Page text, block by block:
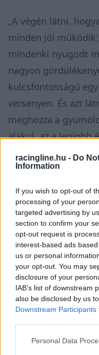
racingline.hu - Do
Information
If you wish to opt-out of
processing of your
targeted advertising by
section to confirm your
opt-out request is
interest-based ads
us or personal
your opt-out. You may
disclosure of your
IAB’s list of downstream
also be disclosed by us
Downstream Participants
Please note that this
Personal Data
„A végén látni,
minden jól
mindenki nyugodt
nagyon
kulcsfontosságú
versenyen. És azt
meghozza a
alakul, az a legjobb
aki elismerte
Verstappenék miatt.
Fotó: Philip